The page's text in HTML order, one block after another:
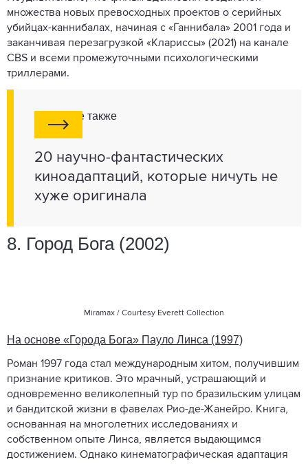
множества новых превосходных проектов о серийных
убийцах-каннибалах, начиная с «Ганнибала» 2001 года и
заканчивая перезагрузкой «Клариссы» (2021) на канале
CBS и всеми промежуточными психологическими
триллерами.
Смотрите также
20 научно-фантастических
киноадаптаций, которые ничуть не
хуже оригинала
8. Город Бога (2002)
Miramax / Courtesy Everett Collection
На основе «Города Бога» Пауло Линса (1997)
Роман 1997 года стал международным хитом, получившим
признание критиков. Это мрачный, устрашающий и
одновременно великолепный тур по бразильским улицам
и бандитской жизни в фавелах Рио-де-Жанейро. Книга,
основанная на многолетних исследованиях и
собственном опыте Линса, является выдающимся
достижением. Однако кинематографическая адаптация